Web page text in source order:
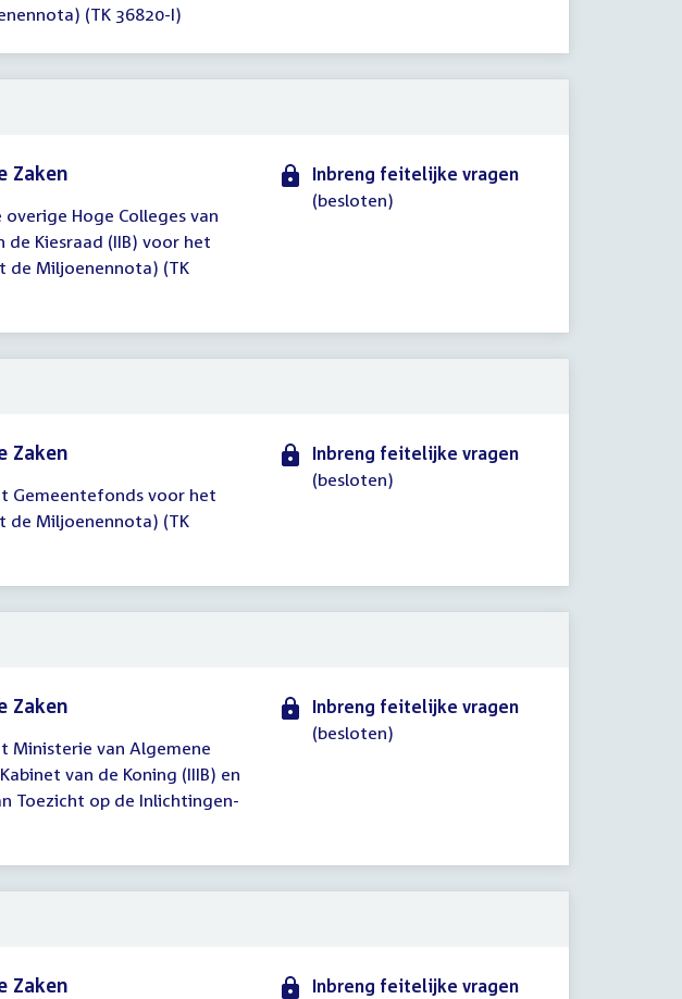
(TK 36820-I)
Zaken
Hoge Colleges van
de Kiesraad (IIB) voor het
de Miljoenennota) (TK
Inbreng feitelijke vragen
(besloten)
Zaken
Gemeentefonds voor het
de Miljoenennota) (TK
Inbreng feitelijke vragen
(besloten)
Zaken
Ministerie van Algemene
van de Koning (IIIB) en
Toezicht op de Inlichtingen-
Inbreng feitelijke vragen
(besloten)
Zaken Inbreng feitelijke vragen